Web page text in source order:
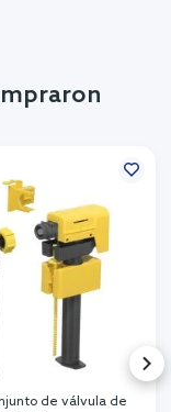
de válvula de